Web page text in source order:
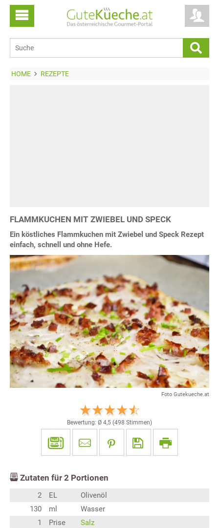
HOME REZEPTE
FLAMMKUCHEN MIT ZWIEBEL UND SPECK
Ein köstliches Flammkuchen mit Zwiebel und Speck Rezept
einfach, schnell und ohne Hefe.
Foto Gutekueche.at
Bewertung: Ø 4,5 (498 Stimmen)
Zutaten für 2 Portionen
2 EL
Olivenöl
130
ml
Wasser
1
Prise
Salz